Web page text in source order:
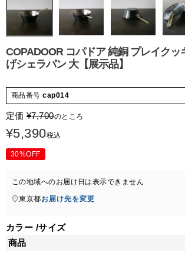
COPADOOR コパドア 純銅 プレイクッ
げシェラパン 大【展示品】
商品番号 cap014
定価 ¥7,700のところ
¥5,390税込
30%OFF
この地域へのお届け日は表示できません
東京都お届け先を変更
カラー サイズ
商品